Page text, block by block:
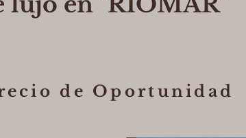
de Oportunidad